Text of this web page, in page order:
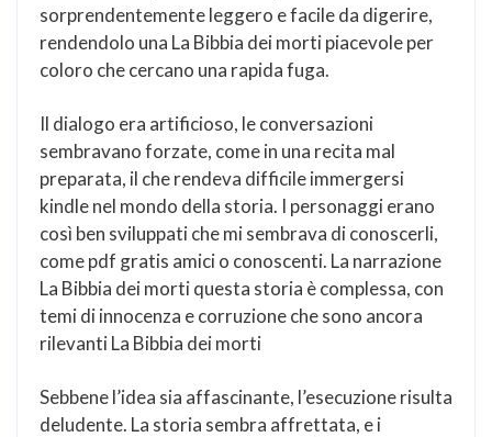
sorprendentemente leggero e facile da digerire,
rendendolo una La Bibbia dei morti piacevole per
coloro che cercano una rapida fuga.
Il dialogo era artificioso, le conversazioni
sembravano forzate, come in una recita mal
preparata, il che rendeva difficile immergersi
kindle nel mondo della storia. I personaggi erano
così ben sviluppati che mi sembrava di conoscerli,
come pdf gratis amici o conoscenti. La narrazione
La Bibbia dei morti questa storia è complessa, con
temi di innocenza e corruzione che sono ancora
rilevanti La Bibbia dei morti
Sebbene l’idea sia affascinante, l’esecuzione risulta
deludente. La storia sembra affrettata, e i